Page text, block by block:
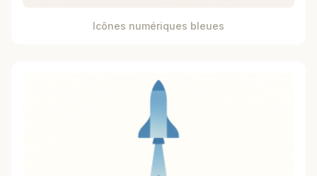
Icônes numériques bleues